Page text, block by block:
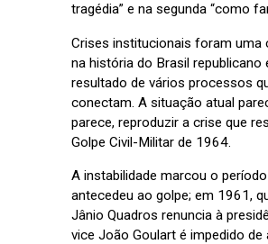
tragédia” e na segunda “como
Crises institucionais foram uma
na história do Brasil republicano
resultado de vários processos
conectam. A situação atual
parece, reproduzir a crise que
Golpe Civil-Militar de 1964.
A instabilidade marcou o
antecedeu ao golpe; em 1961,
Jânio Quadros renuncia à
vice João Goulart é impedido de